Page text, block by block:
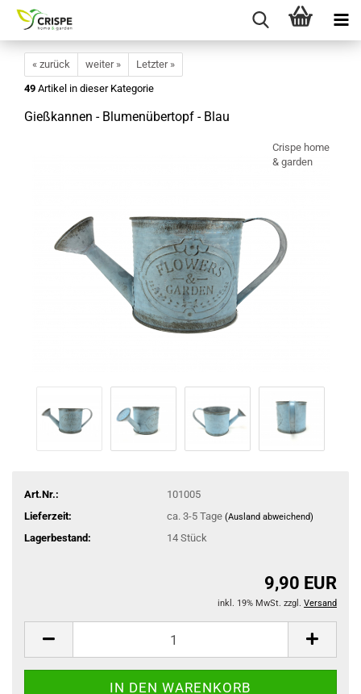
« zurück weiter »
Letzter »
49 Artikel in dieser Kategorie
Gießkannen - Blumenübertopf - Blau
Crispe home
& garden
Art.Nr.:
101005
Lieferzeit:
ca. 3-5 Tage (Ausland abweichend)
Lagerbestand: 14 Stück
9,90 EUR
inkl. 19% MwSt. zzgl. Versand